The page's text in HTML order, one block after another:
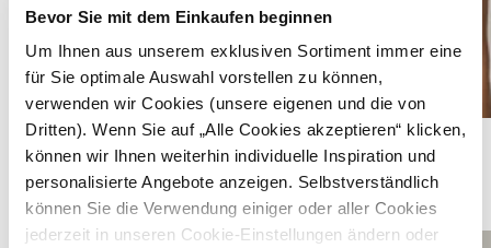
Bevor Sie mit dem Einkaufen beginnen
Um Ihnen aus unserem exklusiven Sortiment immer eine
für Sie optimale Auswahl vorstellen zu können,
verwenden wir Cookies (unsere eigenen und die von
Dritten). Wenn Sie auf „Alle Cookies akzeptieren“ klicken,
können wir Ihnen weiterhin individuelle Inspiration und
personalisierte Angebote anzeigen. Selbstverständlich
können Sie die Verwendung einiger oder aller Cookies
jederzeit in unseren Cookie-Einstellungen ändern oder
Reinweiße Dirndlbluse mit Flügelärmeln - JOSI
ÄHNLICHE PRODUKTE